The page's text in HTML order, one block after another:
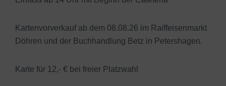
Kartenvorverkauf ab dem 08.08.26 im Raiffeisenmarkt
Döhren und der Buchhandlung Betz in Petershagen.
Karte für 12,- € bei freier Platzwahl